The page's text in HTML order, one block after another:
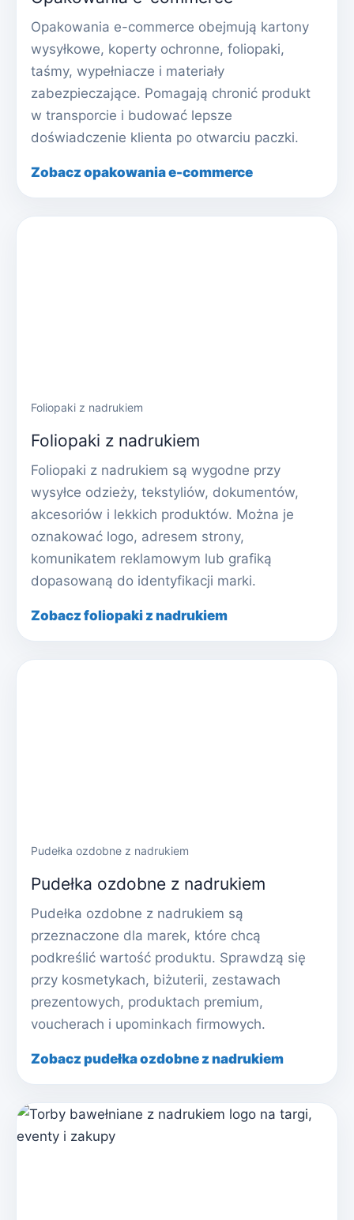
Opakowania e-commerce obejmują kartony
wysyłkowe, koperty ochronne, foliopaki,
taśmy, wypełniacze i materiały
zabezpieczające. Pomagają chronić produkt
w transporcie i budować lepsze
doświadczenie klienta po otwarciu paczki.
Zobacz opakowania e-commerce
Foliopaki z nadrukiem
Foliopaki z nadrukiem
Foliopaki z nadrukiem są wygodne przy
wysyłce odzieży, tekstyliów, dokumentów,
akcesoriów i lekkich produktów. Można je
oznakować logo, adresem strony,
komunikatem reklamowym lub grafiką
dopasowaną do identyfikacji marki.
Zobacz foliopaki z nadrukiem
Pudełka ozdobne z nadrukiem
Pudełka ozdobne z nadrukiem
Pudełka ozdobne z nadrukiem są
przeznaczone dla marek, które chcą
podkreślić wartość produktu. Sprawdzą się
przy kosmetykach, biżuterii, zestawach
prezentowych, produktach premium,
voucherach i upominkach firmowych.
Zobacz pudełka ozdobne z nadrukiem